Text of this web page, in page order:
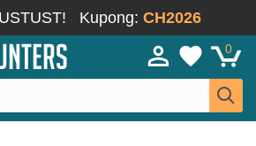
Kupong: CH2026
0